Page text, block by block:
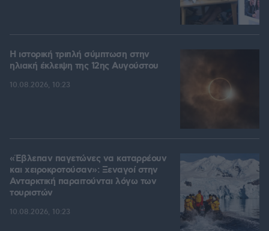
Η ιστορική τριπλή σύμπτωση στην
ηλιακή έκλειψη της 12ης Αυγούστου
10.08.2026, 10:23
«Έβλεπαν παγετώνες να καταρρέουν
και χειροκροτούσαν»: Ξεναγοί στην
Ανταρκτική παραιτούνται λόγω των
τουριστών
10.08.2026, 10:23